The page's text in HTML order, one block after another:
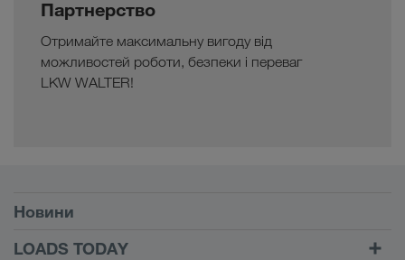
Партнерство
Отримайте максимальну вигоду від
можливостей роботи, безпеки і переваг
LKW WALTER!
Умови
Новини
LOADS TODAY